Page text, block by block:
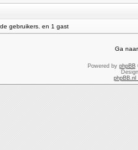
gebruikers. en 1 gast
Ga
Powered by phpBB
phpBB.nl